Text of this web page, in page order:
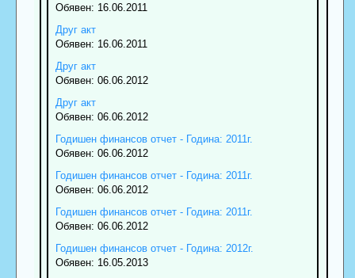
Обявен: 16.06.2011
Друг акт
Обявен: 16.06.2011
Друг акт
Обявен: 06.06.2012
Друг акт
Обявен: 06.06.2012
Годишен финансов отчет - Година: 2011г.
Обявен: 06.06.2012
Годишен финансов отчет - Година: 2011г.
Обявен: 06.06.2012
Годишен финансов отчет - Година: 2011г.
Обявен: 06.06.2012
Годишен финансов отчет - Година: 2012г.
Обявен: 16.05.2013